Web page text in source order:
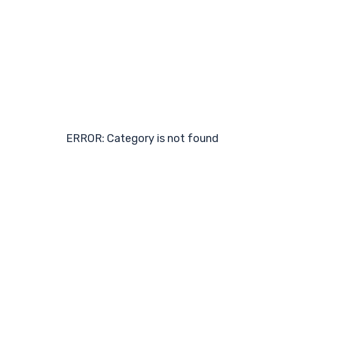
ERROR: Category is not found